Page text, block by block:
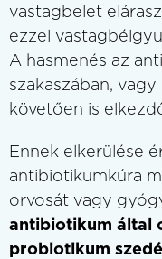
vastagbelet
ezzel
A hasmenés az
szakaszában,
követően is
Ennek elkerülése
antibiotikumkúra
orvosát vagy
antibiotikum által
probiotikum